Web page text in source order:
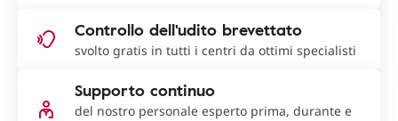
Controllo dell'udito brevettato
svolto gratis in tutti i centri da ottimi specialisti
Supporto continuo
del nostro personale esperto prima, durante e